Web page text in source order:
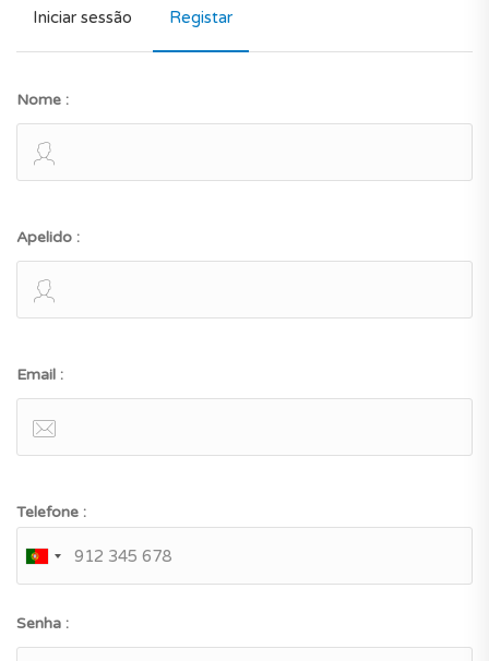
Iniciar sessão Registar
Nome :
Apelido :
Email :
Telefone :
Senha :